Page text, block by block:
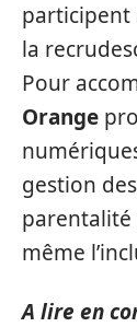
participent
la
Pour
Orange
gestion
même
A lire en